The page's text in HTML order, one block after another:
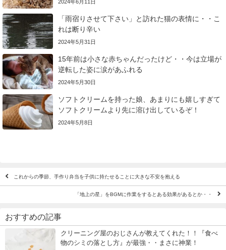
2024年6月11日
「雨宿りさせて下さい」と訪れた猫の表情に・・こ
れは断り辛い
2024年5月31日
15年前は小さな赤ちゃんだったけど・・今は立場が
逆転した姿に涙があふれる
2024年5月30日
ソフトクリームを持った娘、あまりにも嬉しすぎて
ソフトクリームより先に溶け出しているぞ！
2024年5月8日
これからの季節、手作り弁当を子供に持たせることに大きな不安を抱える
「地上の星」をBGMに作業をするとある効果があるとか・・
おすすめの記事
クリーニング屋のおじさんが教えてくれた！！『食べ
物のシミの落とし方』が最強・・まさに神業！